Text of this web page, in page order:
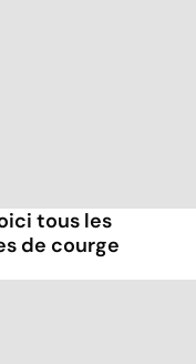
tous les
de courge